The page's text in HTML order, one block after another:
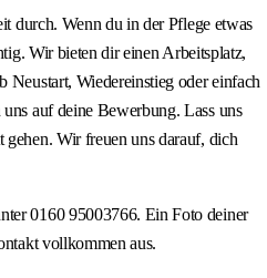
durch. Wenn du in der Pflege etwas
Wir bieten dir einen Arbeitsplatz,
Neustart, Wiedereinstieg oder einfach
auf deine Bewerbung. Lass uns
gehen. Wir freuen uns darauf, dich
0160 95003766. Ein Foto deiner
vollkommen aus.